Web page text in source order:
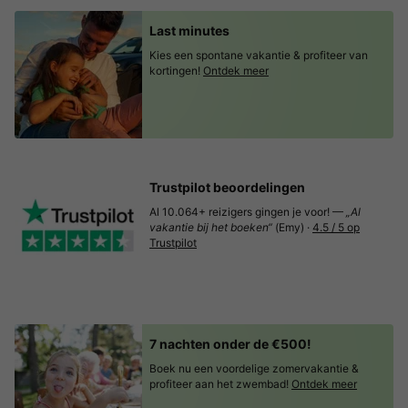
Last minutes
Kies een spontane vakantie & profiteer van
kortingen! Ontdek meer
Trustpilot beoordelingen
Al 10.064+ reizigers gingen je voor! — „Al
vakantie bij het boeken“ (Emy) · 4.5 / 5 op
Trustpilot
7 nachten onder de €500!
Boek nu een voordelige zomervakantie &
profiteer aan het zwembad! Ontdek meer